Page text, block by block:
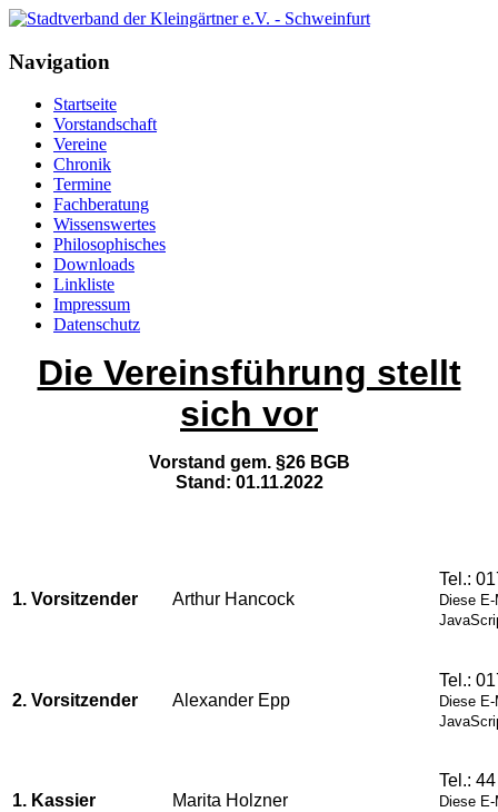
Navigation
Startseite
Vorstandschaft
Vereine
Chronik
Termine
Fachberatung
Wissenswertes
Philosophisches
Downloads
Linkliste
Impressum
Datenschutz
Die Vereinsführung stellt
sich vor
Vorstand gem. §26 BGB
Stand: 01.11.2022
1. Vorsitzender Arthur Hancock
Tel.:
Diese
2. Vorsitzender Alexander Epp
Tel.:
Diese
1. Kassier Marita Holzner
Tel.:
Diese